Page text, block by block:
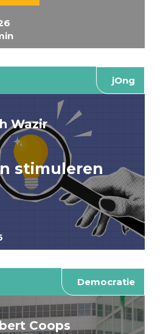
jOng
Wazir
stimuleren
Democratie
Coops